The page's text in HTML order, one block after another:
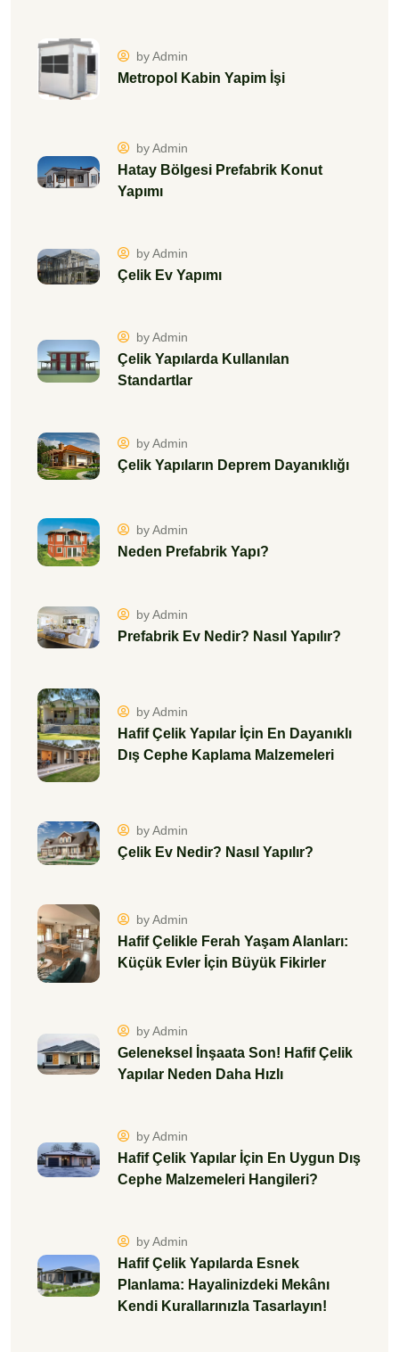
by Admin
Metropol Kabin Yapim İşi
by Admin
Hatay Bölgesi Prefabrik Konut
Yapımı
by Admin
Çelik Ev Yapımı
by Admin
Çelik Yapılarda Kullanılan
Standartlar
by Admin
Çelik Yapıların Deprem Dayanıklığı
by Admin
Neden Prefabrik Yapı?
by Admin
Prefabrik Ev Nedir? Nasıl Yapılır?
by Admin
Hafif Çelik Yapılar İçin En Dayanıklı
Dış Cephe Kaplama Malzemeleri
by Admin
Çelik Ev Nedir? Nasıl Yapılır?
by Admin
Hafif Çelikle Ferah Yaşam Alanları:
Küçük Evler İçin Büyük Fikirler
by Admin
Geleneksel İnşaata Son! Hafif Çelik
Yapılar Neden Daha Hızlı
by Admin
Hafif Çelik Yapılar İçin En Uygun Dış
Cephe Malzemeleri Hangileri?
by Admin
Hafif Çelik Yapılarda Esnek
Planlama: Hayalinizdeki Mekânı
Kendi Kurallarınızla Tasarlayın!